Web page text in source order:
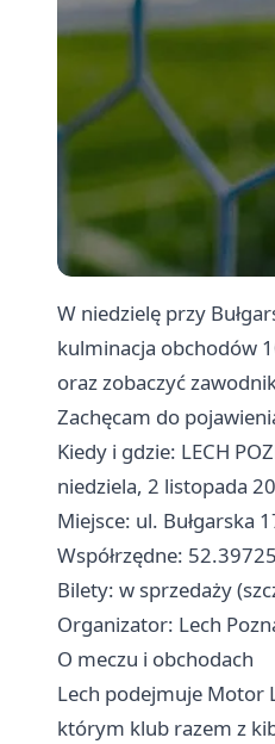
W niedzielę przy
kulminacja obchodów
oraz zobaczyć
Zachęcam do
Kiedy i gdzie: LECH
niedziela, 2 listopada
Miejsce: ul. Bułgarska
Współrzędne:
Bilety: w sprzedaży
Organizator: Lech
O meczu i obchodach
Lech podejmuje Motor
którym klub razem z